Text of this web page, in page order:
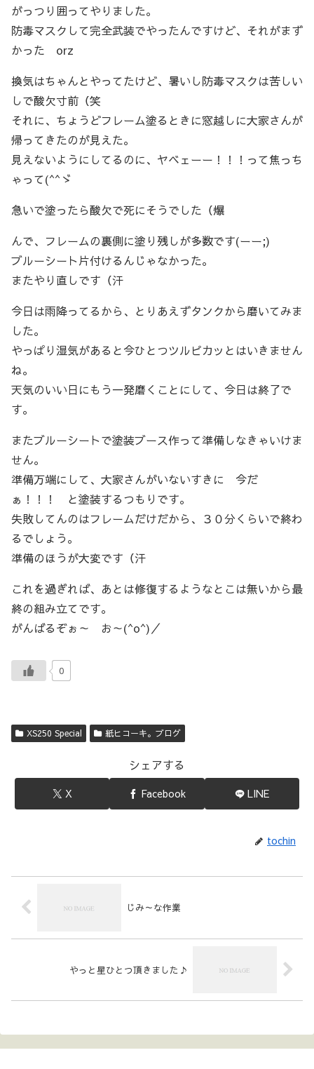
がっつり囲ってやりました。
防毒マスクして完全武装でやったんですけど、それがまず
かった orz
換気はちゃんとやってたけど、暑いし防毒マスクは苦しい
しで酸欠寸前（笑
それに、ちょうどフレーム塗るときに窓越しに大家さんが
帰ってきたのが見えた。
見えないようにしてるのに、ヤベェーー！！！って焦っち
ゃって(^^ゞ
急いで塗ったら酸欠で死にそうでした（爆
んで、フレームの裏側に塗り残しが多数です(ーー;)
ブルーシート片付けるんじゃなかった。
またやり直しです（汗
今日は雨降ってるから、とりあえずタンクから磨いてみま
した。
やっぱり湿気があると今ひとつツルピカッとはいきません
ね。
天気のいい日にもう一発磨くことにして、今日は終了で
す。
またブルーシートで塗装ブース作って準備しなきゃいけま
せん。
準備万端にして、大家さんがいないすきに 今だ
ぁ！！！ と塗装するつもりです。
失敗してんのはフレームだけだから、３０分くらいで終わ
るでしょう。
準備のほうが大変です（汗
これを過ぎれば、あとは修復するようなとこは無いから最
終の組み立てです。
がんばるぞぉ～ お～(^o^)／
0
XS250 Special 紙ヒコーキ。ブログ
シェアする
X Facebook LINE
tochin
じみ～な作業
やっと星ひとつ頂きました♪